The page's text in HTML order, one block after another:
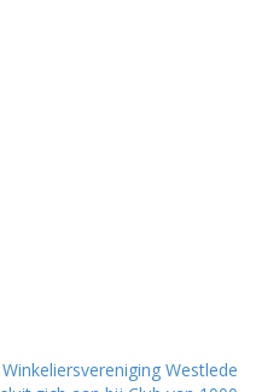
Winkeliersvereniging Westlede